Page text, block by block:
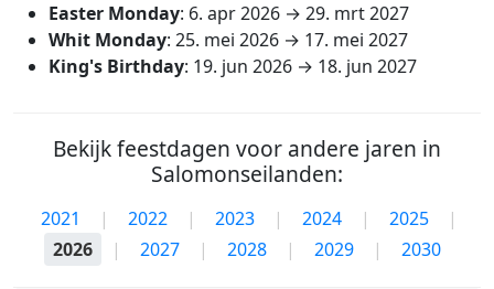
Easter Monday: 6. apr 2026 → 29. mrt 2027
Whit Monday: 25. mei 2026 → 17. mei 2027
King's Birthday: 19. jun 2026 → 18. jun 2027
Bekijk feestdagen voor andere jaren in
Salomonseilanden:
2021 | 2022 | 2023 | 2024 | 2025
|
2026
| 2027 | 2028 | 2029 | 2030